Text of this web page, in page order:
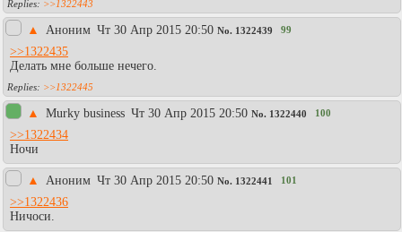
>>1322443
▲ Аноним Чт 30 Апр 2015 20:50 No. 1322439 99
>>1322435
Делать мне больше нечего.
>>1322445
▲ Murky business Чт 30 Апр 2015 20:50 No. 1322440 100
>>1322434
Ночи
▲ Аноним Чт 30 Апр 2015 20:50 No. 1322441 101
>>1322436
Ничоси.